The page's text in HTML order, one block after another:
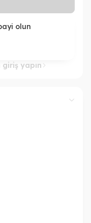
olun
giriş yapın